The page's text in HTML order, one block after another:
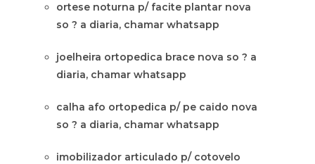
ortese noturna p/ facite plantar nova
so ? a diaria, chamar whatsapp
joelheira ortopedica brace nova so ? a
diaria, chamar whatsapp
calha afo ortopedica p/ pe caido nova
so ? a diaria, chamar whatsapp
imobilizador articulado p/ cotovelo